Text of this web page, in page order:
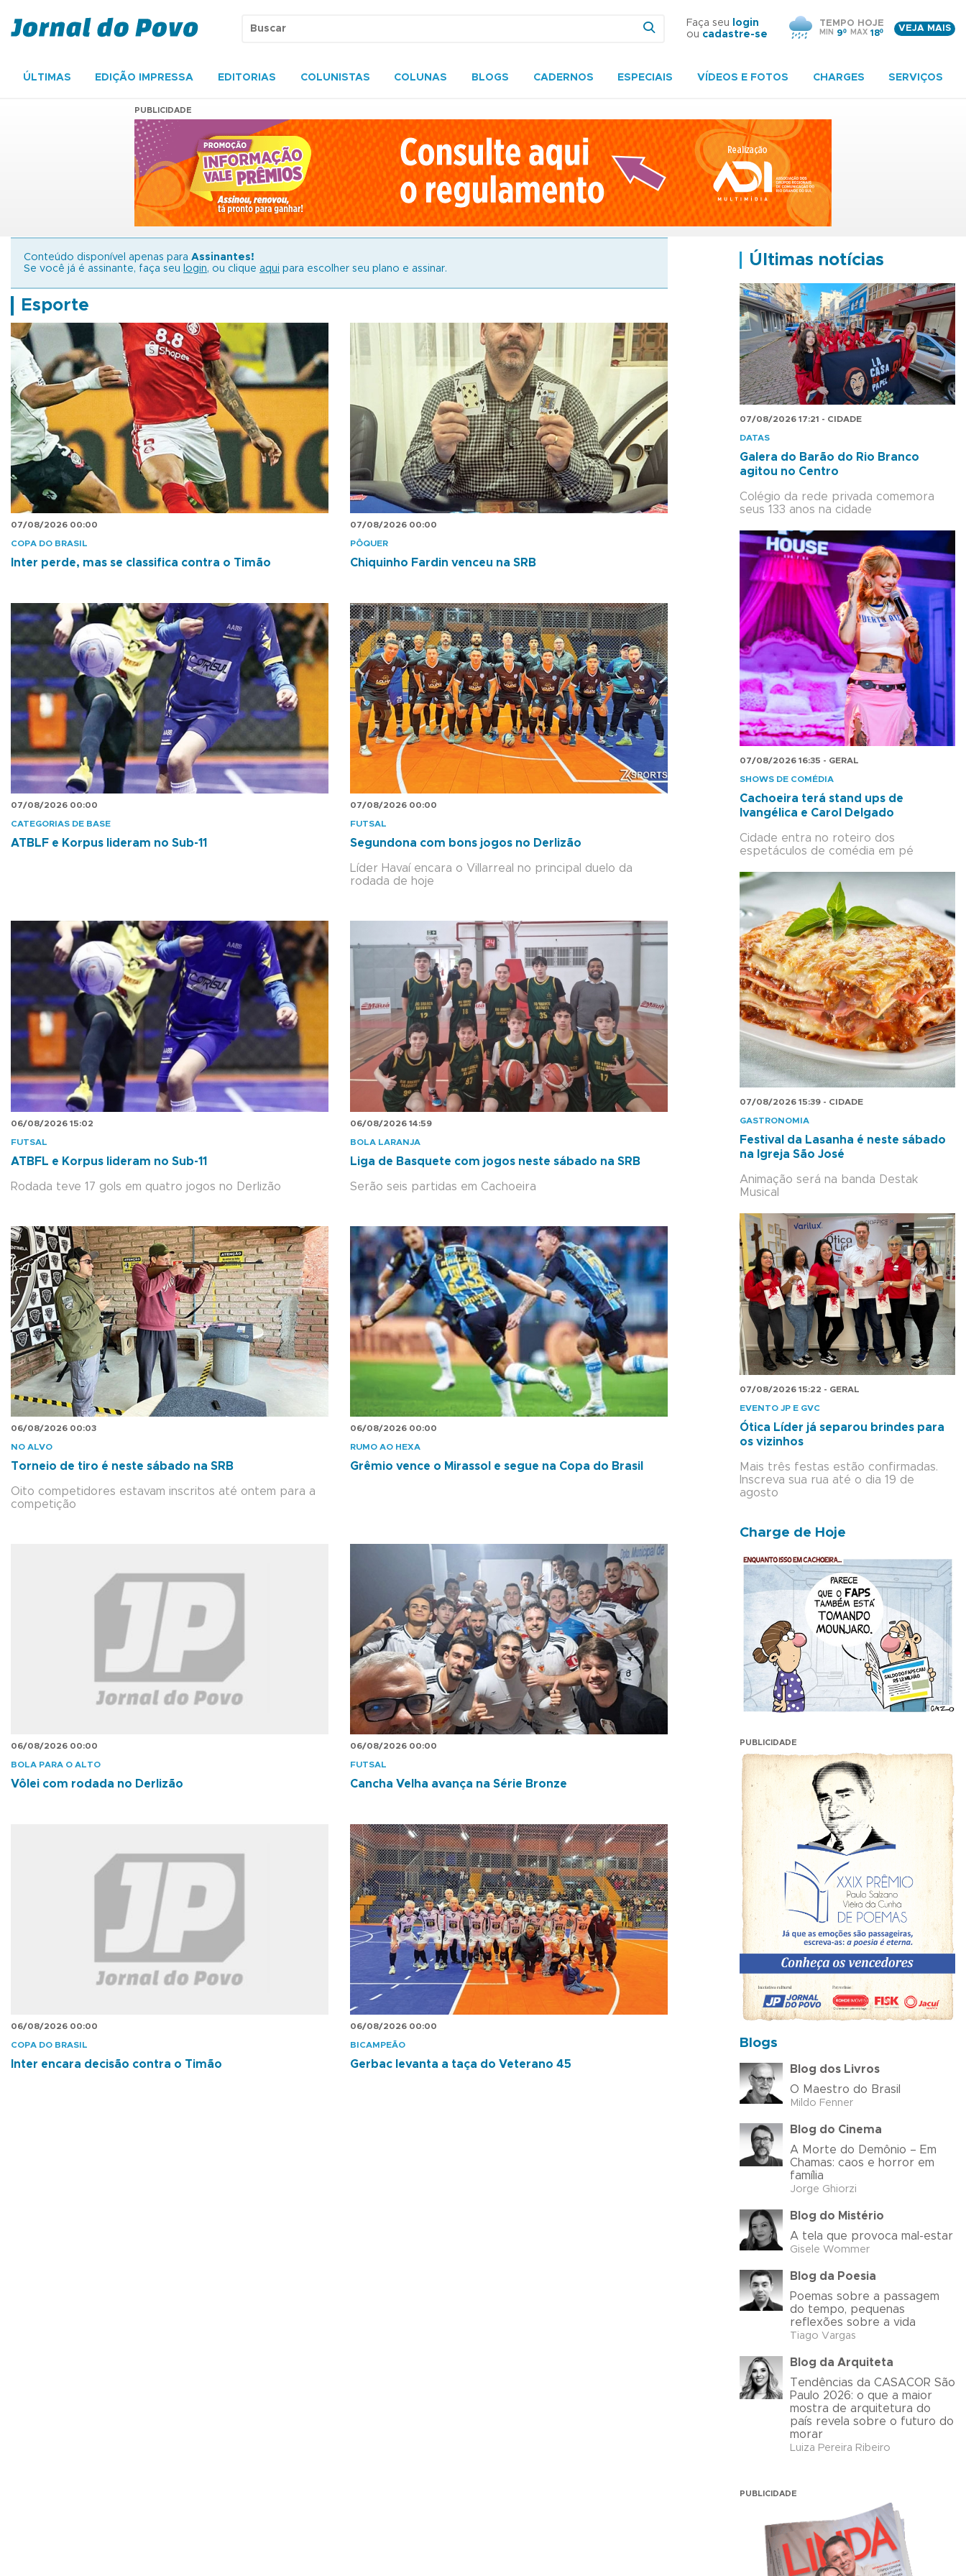
Faça seu
login
ou cadastre-se
TEMPO HOJE
MIN 9º MAX 18º
VEJA MAIS
ÚLTIMAS EDIÇÃO IMPRESSA EDITORIAS COLUNISTAS COLUNAS BLOGS CADERNOS ESPECIAIS VÍDEOS E FOTOS CHARGES SERVIÇOS
PUBLICIDADE
Conteúdo disponível apenas para Assinantes!
Se você já é assinante, faça seu
login, ou clique aqui para escolher seu plano e assinar.
Esporte
07/08/2026 00:00
COPA DO BRASIL
Inter perde, mas se classifica contra o Timão
07/08/2026 00:00
PÔQUER
Chiquinho Fardin venceu na SRB
07/08/2026 00:00
CATEGORIAS DE BASE
ATBLF e Korpus lideram no Sub-11
07/08/2026 00:00
FUTSAL
Segundona com bons jogos no Derlizão
Líder Havaí encara o Villarreal no principal duelo da
rodada de hoje
06/08/2026 15:02
FUTSAL
ATBFL e Korpus lideram no Sub-11
Rodada teve 17 gols em quatro jogos no Derlizão
06/08/2026 14:59
BOLA LARANJA
Liga de Basquete com jogos neste sábado na SRB
Serão seis partidas em Cachoeira
06/08/2026 00:03
NO ALVO
Torneio de tiro é neste sábado na SRB
Oito competidores estavam inscritos até ontem para a
competição
06/08/2026 00:00
RUMO AO HEXA
Grêmio vence o Mirassol e segue na Copa do Brasil
06/08/2026 00:00
BOLA PARA O ALTO
Vôlei com rodada no Derlizão
06/08/2026 00:00
FUTSAL
Cancha Velha avança na Série Bronze
06/08/2026 00:00
COPA DO BRASIL
Inter encara decisão contra o Timão
06/08/2026 00:00
BICAMPEÃO
Gerbac levanta a taça do Veterano 45
Últimas notícias
07/08/2026 17:21 - CIDADE
DATAS
Galera do Barão do Rio Branco
agitou no Centro
Colégio da rede privada comemora
seus 133 anos na cidade
07/08/2026 16:35 - GERAL
SHOWS DE COMÉDIA
Cachoeira terá stand ups de
Ivangélica e Carol Delgado
Cidade entra no roteiro dos
espetáculos de comédia em pé
07/08/2026 15:39 - CIDADE
GASTRONOMIA
Festival da Lasanha é neste sábado
na Igreja São José
Animação será na banda Destak
Musical
07/08/2026 15:22 - GERAL
EVENTO JP E GVC
Ótica Líder já separou brindes para
os vizinhos
Mais três festas estão confirmadas.
Inscreva sua rua até o dia 19 de
agosto
Charge de Hoje
PUBLICIDADE
Blogs
Blog dos Livros
O Maestro do Brasil
Mildo Fenner
Blog do Cinema
A Morte do Demônio – Em
Chamas: caos e horror em
família
Jorge Ghiorzi
Blog do Mistério
A tela que provoca mal-estar
Gisele Wommer
Blog da Poesia
Poemas sobre a passagem
do tempo, pequenas
reflexões sobre a vida
Tiago Vargas
Blog da Arquiteta
Tendências da CASACOR São
Paulo 2026: o que a maior
mostra de arquitetura do
país revela sobre o futuro do
morar
Luiza Pereira Ribeiro
PUBLICIDADE